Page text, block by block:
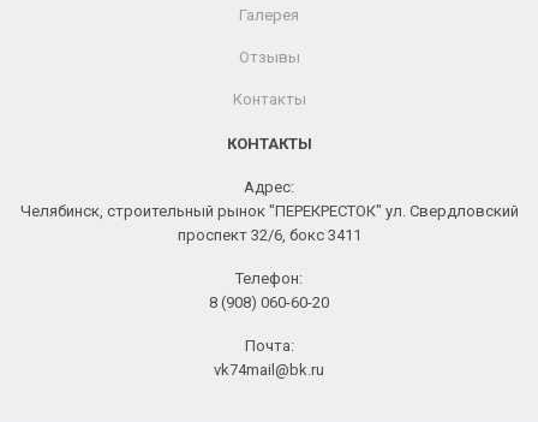
Галерея
Отзывы
Контакты
КОНТАКТЫ
Адрес:
Челябинск, строительный рынок "ПЕРЕКРЕСТОК" ул. Свердловский
проспект 32/6, бокс 3411
Телефон:
8 (908) 060-60-20
Почта:
vk74mail@bk.ru